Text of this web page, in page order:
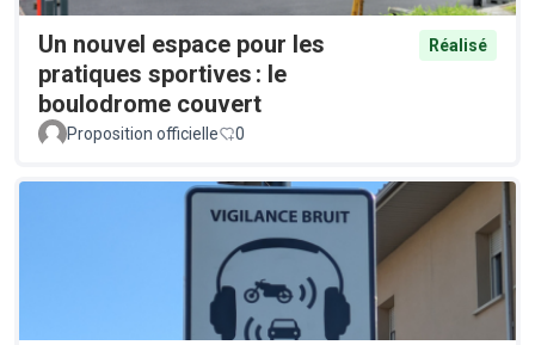
Un nouvel espace pour les
pratiques sportives : le
boulodrome couvert
Réalisé
Proposition officielle 0